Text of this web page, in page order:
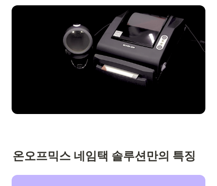
온오프믹스 네임택 솔루션만의 특징